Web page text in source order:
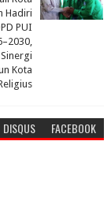
Hadiri
PUI
Kota
DISQUS FACEBOOK